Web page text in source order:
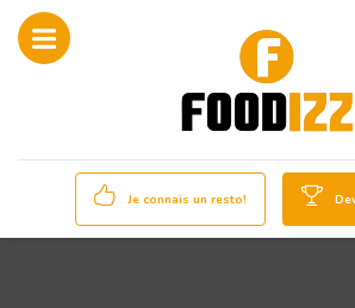
Je connais un resto!